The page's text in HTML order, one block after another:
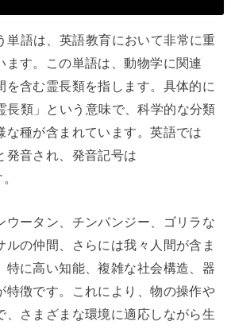
単語は、英語教育において非常に重
ます。この単語は、動物学に関連
を含む霊長類を指します。具体的に
長類」という意味で、科学的な分類
な種が含まれています。英語では
発音され、発音記号は
ウータン、チンパンジー、ゴリラな
ルの仲間、さらには我々人間が含ま
特に高い知能、複雑な社会構造、器
特徴です。これにより、物の操作や
、さまざまな環境に適応しながら生